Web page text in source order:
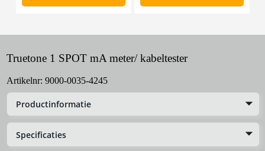
Truetone 1 SPOT mA meter/ kabeltester
Artikelnr: 9000-0035-4245
Productinformatie
Specificaties